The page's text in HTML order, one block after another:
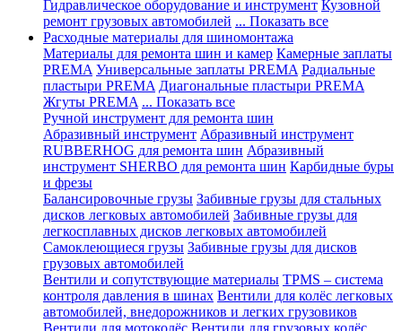
Гидравлическое оборудование и инструмент Кузовной
ремонт грузовых автомобилей ... Показать все
Расходные материалы для шиномонтажа
Материалы для ремонта шин и камер Камерные заплаты
PREMA Универсальные заплаты PREMA Радиальные
пластыри PREMA Диагональные пластыри PREMA
Жгуты PREMA ... Показать все
Ручной инструмент для ремонта шин
Абразивный инструмент Абразивный инструмент
RUBBERHOG для ремонта шин Абразивный
инструмент SHERBO для ремонта шин Карбидные буры
и фрезы
Балансировочные грузы Забивные грузы для стальных
дисков легковых автомобилей Забивные грузы для
легкосплавных дисков легковых автомобилей
Самоклеющиеся грузы Забивные грузы для дисков
грузовых автомобилей
Вентили и сопутствующие материалы TPMS – система
контроля давления в шинах Вентили для колёс легковых
автомобилей, внедорожников и легких грузовиков
Вентили для мотоколёс Вентили для грузовых колёс